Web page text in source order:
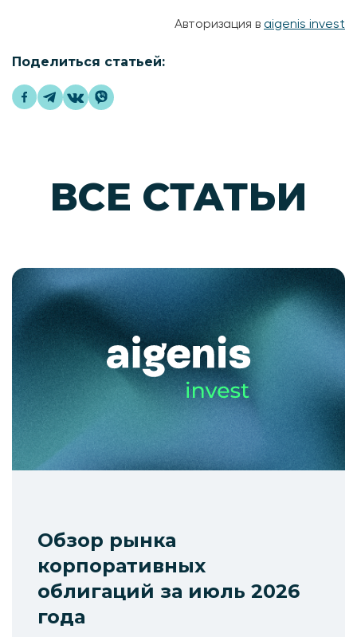
Авторизация в aigenis invest
Поделиться статьей:
ВСЕ СТАТЬИ
Обзор рынка
корпоративных
облигаций за июль 2026
года